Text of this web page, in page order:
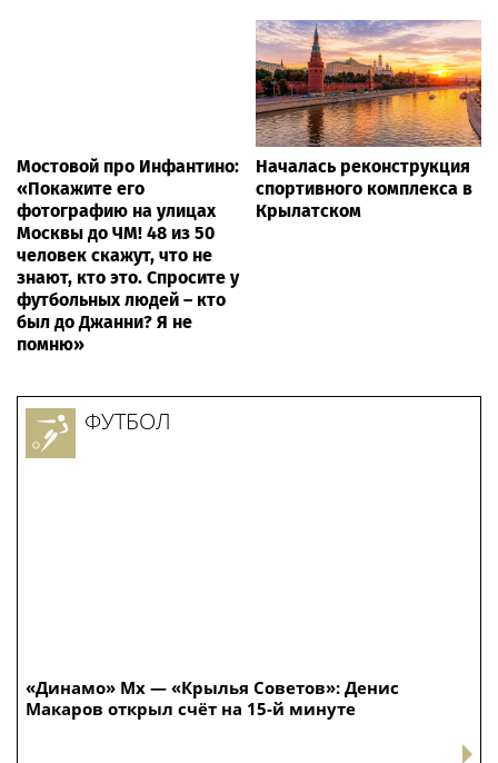
Мостовой про Инфантино:
«Покажите его
фотографию на улицах
Москвы до ЧМ! 48 из 50
человек скажут, что не
знают, кто это. Спросите у
футбольных людей – кто
был до Джанни? Я не
помню»
Началась реконструкция
спортивного комплекса в
Крылатском
«Динамо» Мх — «Крылья Советов»: Денис
Макаров открыл счёт на 15-й минуте
ФУТБОЛ